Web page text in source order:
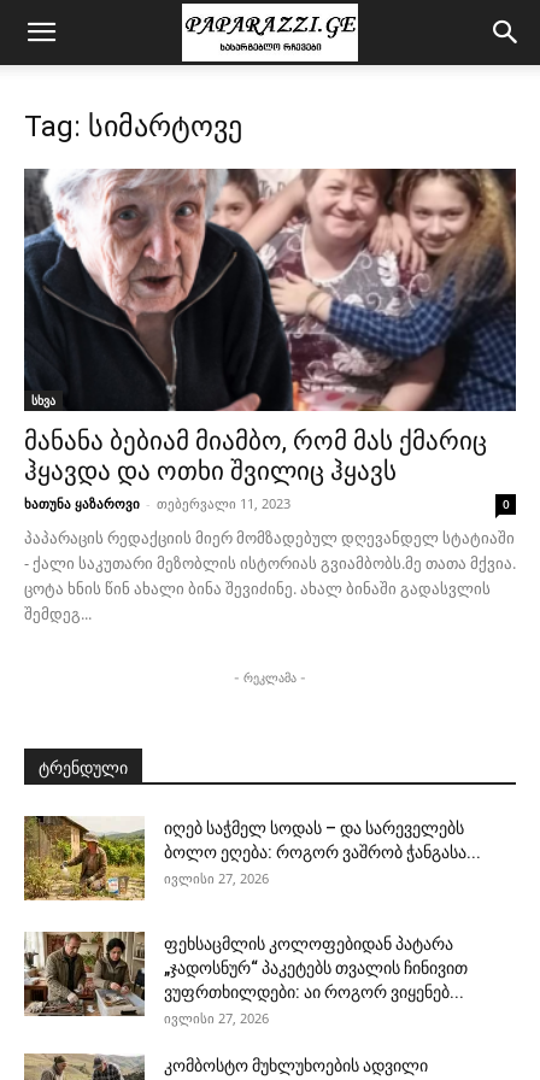
Tag: სიმარტოვე
სხვა
მანანა ბებიამ მიამბო, რომ მას ქმარიც
ჰყავდა და ოთხი შვილიც ჰყავს
ხათუნა ყაზაროვი - თებერვალი 11, 2023 0
პაპარაცის რედაქციის მიერ მომზადებულ დღევანდელ სტატიაში
- ქალი საკუთარი მეზობლის ისტორიას გვიამბობს.მე თათა მქვია.
ცოტა ხნის წინ ახალი ბინა შევიძინე. ახალ ბინაში გადასვლის
შემდეგ...
- რეკლამა -
ტრენდული
იღებ საჭმელ სოდას – და სარეველებს
ბოლო ეღება: როგორ ვაშრობ ჭანგასა...
ივლისი 27, 2026
ფეხსაცმლის კოლოფებიდან პატარა
„ჯადოსნურ“ პაკეტებს თვალის ჩინივით
ვუფრთხილდები: აი როგორ ვიყენებ...
ივლისი 27, 2026
კომბოსტო მუხლუხოების ადვილი